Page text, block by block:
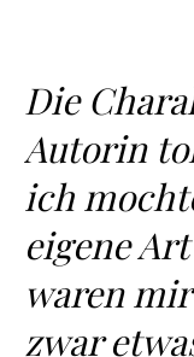
Die
Autorin
ich
eigene
waren
zwar